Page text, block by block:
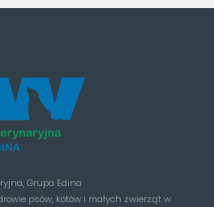
Grupa Edina
psów, kotów i małych zwierząt w